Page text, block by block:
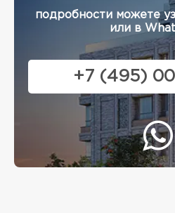
подробности можете
или в
+7 (495)